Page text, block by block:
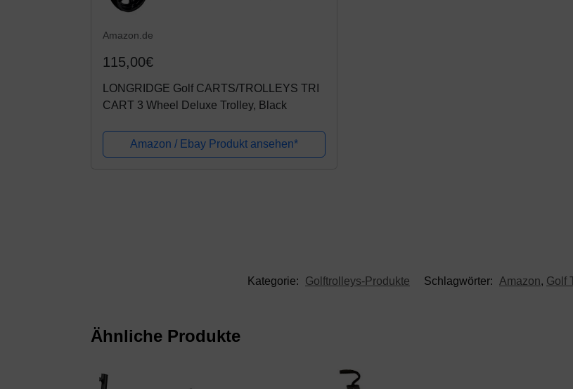
Amazon.de
115,00€
LONGRIDGE Golf CARTS/TROLLEYS TRI
CART 3 Wheel Deluxe Trolley, Black
Amazon / Ebay Produkt ansehen*
Kategorie: Golftrolleys-Produkte Schlagwörter: Amazon, Golf
Ähnliche Produkte